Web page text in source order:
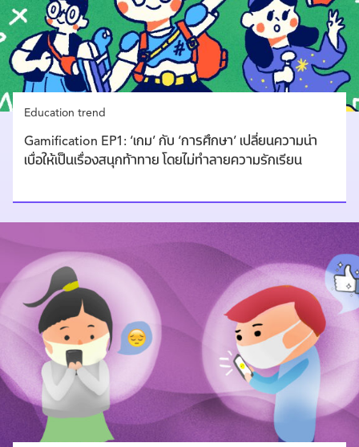
Education trend
Gamification EP1: ‘เกม’ กับ ‘การศึกษา’ เปลี่ยนความน่า
เบื่อให้เป็นเรื่องสนุกท้าทาย โดยไม่ทำลายความรักเรียน